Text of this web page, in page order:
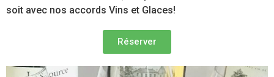
soit avec nos accords Vins et Glaces!
Réserver